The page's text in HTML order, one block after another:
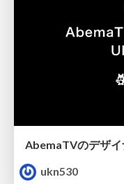
AbemaTVのデザ
ukn530